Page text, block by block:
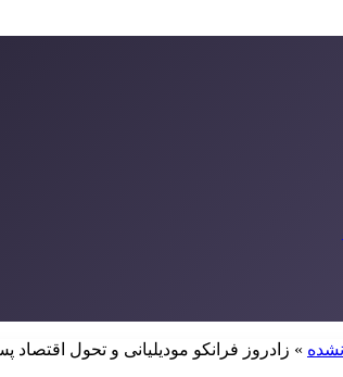
» زادروز فرانکو مودیلیانی و تحول اقتصاد